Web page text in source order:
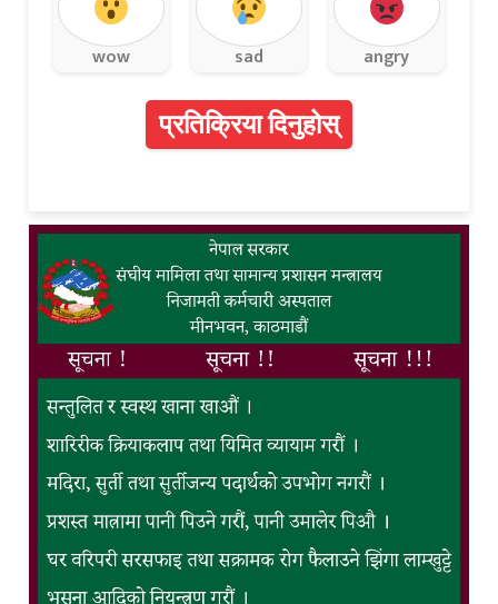
wow sad angry
प्रतिक्रिया दिनुहोस्